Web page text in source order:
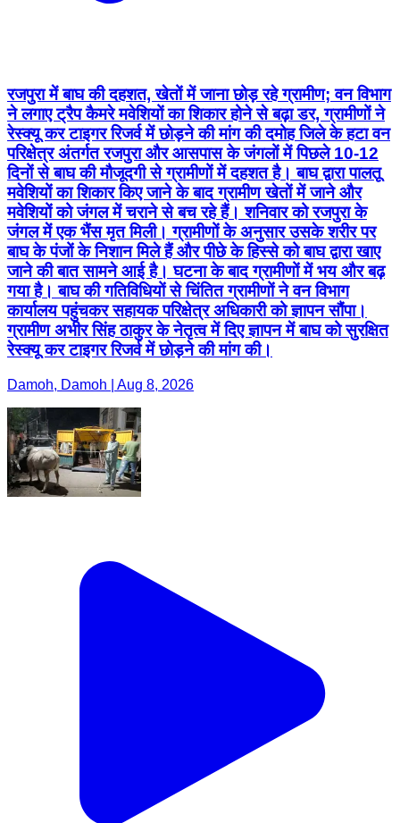
रजपुरा में बाघ की दहशत, खेतों में जाना छोड़ रहे ग्रामीण; वन विभाग
ने लगाए ट्रैप कैमरे मवेशियों का शिकार होने से बढ़ा डर, ग्रामीणों ने
रेस्क्यू कर टाइगर रिजर्व में छोड़ने की मांग की दमोह जिले के हटा वन
परिक्षेत्र अंतर्गत रजपुरा और आसपास के जंगलों में पिछले 10-12
दिनों से बाघ की मौजूदगी से ग्रामीणों में दहशत है। बाघ द्वारा पालतू
मवेशियों का शिकार किए जाने के बाद ग्रामीण खेतों में जाने और
मवेशियों को जंगल में चराने से बच रहे हैं। शनिवार को रजपुरा के
जंगल में एक भैंस मृत मिली। ग्रामीणों के अनुसार उसके शरीर पर
बाघ के पंजों के निशान मिले हैं और पीछे के हिस्से को बाघ द्वारा खाए
जाने की बात सामने आई है। घटना के बाद ग्रामीणों में भय और बढ़
गया है। बाघ की गतिविधियों से चिंतित ग्रामीणों ने वन विभाग
कार्यालय पहुंचकर सहायक परिक्षेत्र अधिकारी को ज्ञापन सौंपा।
ग्रामीण अभीर सिंह ठाकुर के नेतृत्व में दिए ज्ञापन में बाघ को सुरक्षित
रेस्क्यू कर टाइगर रिजर्व में छोड़ने की मांग की।
Damoh, Damoh | Aug 8, 2026